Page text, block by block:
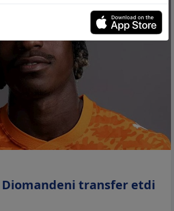
Diomandeni transfer etdi